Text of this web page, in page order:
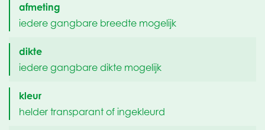
afmeting
iedere gangbare breedte mogelijk
dikte
iedere gangbare dikte mogelijk
kleur
helder transparant of ingekleurd